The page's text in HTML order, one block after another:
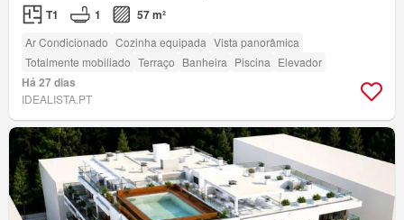
T1 1 57 m²
Ar Condicionado Cozinha equipada Vista panorâmica
Totalmente mobiliado Terraço Banheira Piscina Elevador
Há 27 dias
IDEALISTA.PT